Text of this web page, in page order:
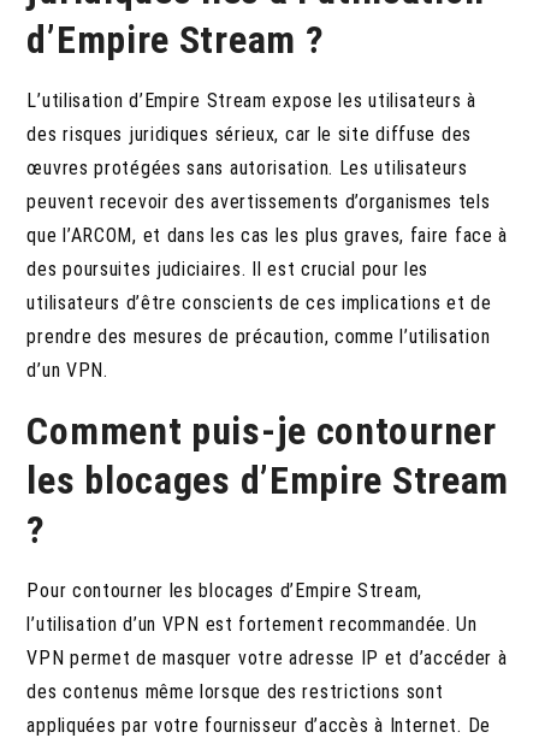
d’Empire Stream ?
L’utilisation d’Empire Stream expose les utilisateurs à
des risques juridiques sérieux, car le site diffuse des
œuvres protégées sans autorisation. Les utilisateurs
peuvent recevoir des avertissements d’organismes tels
que l’ARCOM, et dans les cas les plus graves, faire face à
des poursuites judiciaires. Il est crucial pour les
utilisateurs d’être conscients de ces implications et de
prendre des mesures de précaution, comme l’utilisation
d’un VPN.
Comment puis-je contourner
les blocages d’Empire Stream
?
Pour contourner les blocages d’Empire Stream,
l’utilisation d’un VPN est fortement recommandée. Un
VPN permet de masquer votre adresse IP et d’accéder à
des contenus même lorsque des restrictions sont
appliquées par votre fournisseur d’accès à Internet. De